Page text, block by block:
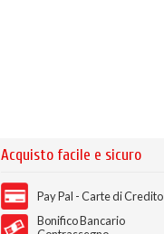
Acquisto facile e sicuro
Pay Pal - Carte di Credito
Bonifico Bancario